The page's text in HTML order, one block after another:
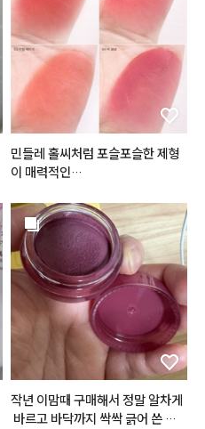
민들레 홀씨처럼 포슬포슬한 제형
오일감이 느껴지지 않는 그야말로
리얼 벨벳!감의
파우더리함을 지닌 #무광틴트 예
요🙃
벨벳제형의 립 제품들 많이 사용해
봤는데
브리즈벨벳틴트의 경우 포슬포슬
한 질감이
리얼로 살아있는 #솜털벨벳 의 #
민글레틴트 랍니다 (❛ө❛)
작년 이맘때 구매해서 정말 알차게
바르고 바닥까지 싹싹 긁어 쓴 끝